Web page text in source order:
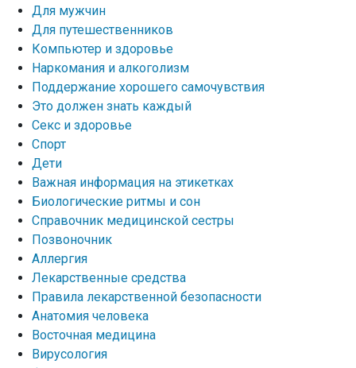
Для мужчин
Для путешественников
Компьютер и здоровье
Наркомания и алкоголизм
Поддержание хорошего самочувствия
Это должен знать каждый
Секс и здоровье
Спорт
Дети
Важная информация на этикетках
Биологические ритмы и сон
Справочник медицинской сестры
Позвоночник
Аллергия
Лекарственные средства
Правила лекарственной безопасности
Aнатомия человека
Восточная медицина
Вирусология